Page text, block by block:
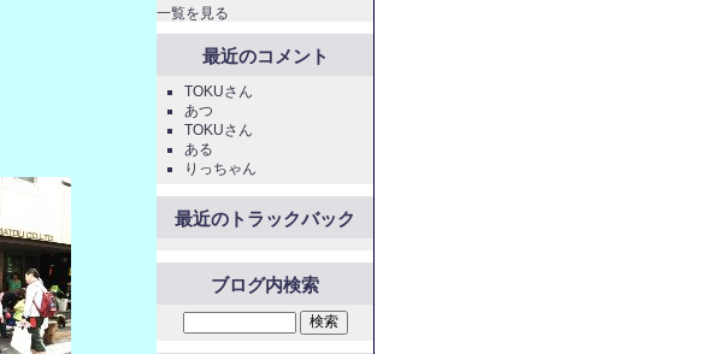
一覧を見る
最近のコメント
TOKUさん
あつ
TOKUさん
ある
りっちゃん
最近のトラックバック
ブログ内検索